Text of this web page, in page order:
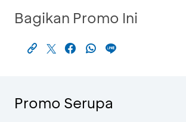
Bagikan Promo Ini
Promo Serupa